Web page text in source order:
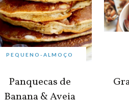
PEQUENO-ALMOÇO
Panquecas de
Banana & Aveia